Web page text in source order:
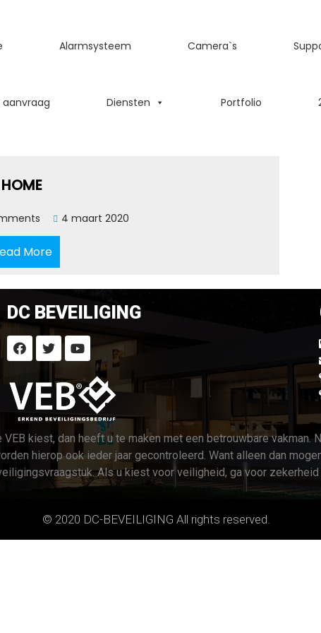
Alarmsysteem Camera`s
Diensten Portfolio
HOME
4 maart 2020
More
DC BEVEILIGING
kiest, dan heeft u te maken met een betrouwbare
hierop ook ieder jaar gecontroleerd. Want alleen dan
Als u kiest voor veiligheid, ga voor
© 2020 DC-BEVEILIGING All rights reserved.